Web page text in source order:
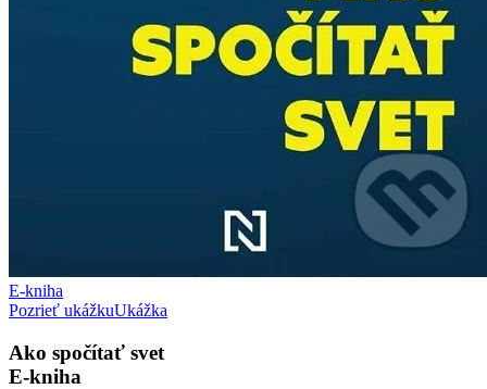
E-kniha
Pozrieť ukážkuUkážka
Ako spočítať svet
E-kniha